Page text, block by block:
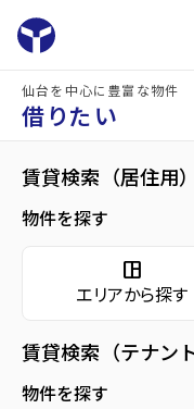
仙台を中心に豊富な物件
借りたい
賃貸検索（居住用）
物件を探す
space_dashboard
エリアから探す
賃貸検索（テナン
物件を探す
賃貸マンション ＨＯ
建物概要
現在募集中の物件arrow_forward
arrow_forward
地図・周辺環境 arrow_forward
ＨＯＵＳＥ２０００
管理費・共益費
間取り